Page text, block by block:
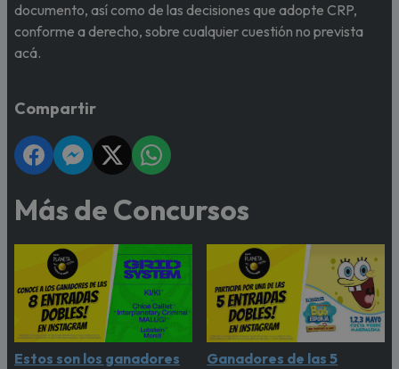
documento, así como de las decisiones que adopte CRP,
conforme a derecho, sobre cualquier cuestión no prevista
acá.
Compartir
Más de Concursos
Estos son los ganadores
Ganadores de las 5